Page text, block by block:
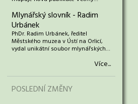
Mlynářský slovník - Radim
Urbánek
PhDr. Radim Urbánek, ředitel
Městského muzea v Ústí na Orlicí,
vydal unikátní soubor mlynářských…
Více...
POSLEDNÍ ZMĚNY